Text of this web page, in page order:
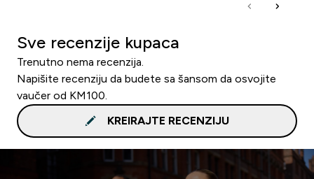
Sve recenzije kupaca
Trenutno nema recenzija.
Napišite recenziju da budete sa šansom da osvojite
vaučer od KM100.
KREIRAJTE RECENZIJU